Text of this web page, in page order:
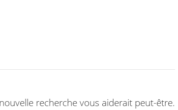
recherche vous aiderait peut-être.